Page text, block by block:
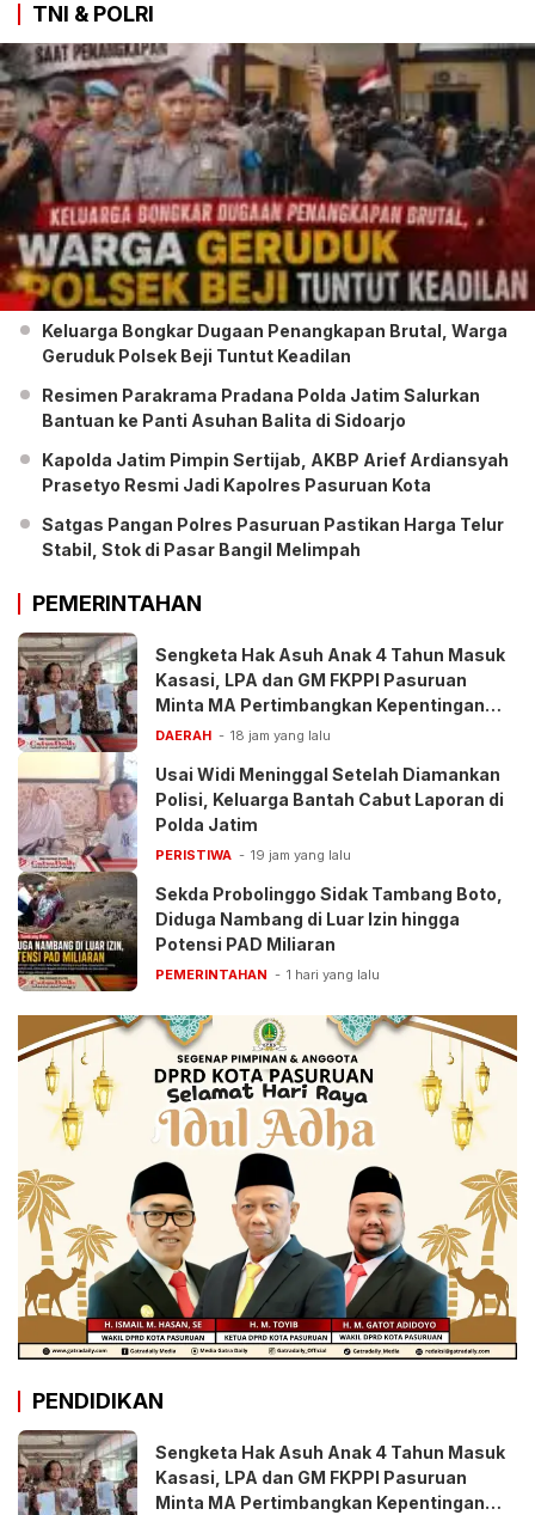
TNI & POLRI
Keluarga Bongkar Dugaan Penangkapan Brutal, Warga
Geruduk Polsek Beji Tuntut Keadilan
Resimen Parakrama Pradana Polda Jatim Salurkan
Bantuan ke Panti Asuhan Balita di Sidoarjo
Kapolda Jatim Pimpin Sertijab, AKBP Arief Ardiansyah
Prasetyo Resmi Jadi Kapolres Pasuruan Kota
Satgas Pangan Polres Pasuruan Pastikan Harga Telur
Stabil, Stok di Pasar Bangil Melimpah
PEMERINTAHAN
Sengketa Hak Asuh Anak 4 Tahun Masuk
Kasasi, LPA dan GM FKPPI Pasuruan
Minta MA Pertimbangkan Kepentingan
Anak
DAERAH 18 jam yang lalu
Usai Widi Meninggal Setelah Diamankan
Polisi, Keluarga Bantah Cabut Laporan di
Polda Jatim
PERISTIWA 19 jam yang lalu
Sekda Probolinggo Sidak Tambang Boto,
Diduga Nambang di Luar Izin hingga
Potensi PAD Miliaran
PEMERINTAHAN 1 hari yang lalu
PENDIDIKAN
Sengketa Hak Asuh Anak 4 Tahun Masuk
Kasasi, LPA dan GM FKPPI Pasuruan
Minta MA Pertimbangkan Kepentingan